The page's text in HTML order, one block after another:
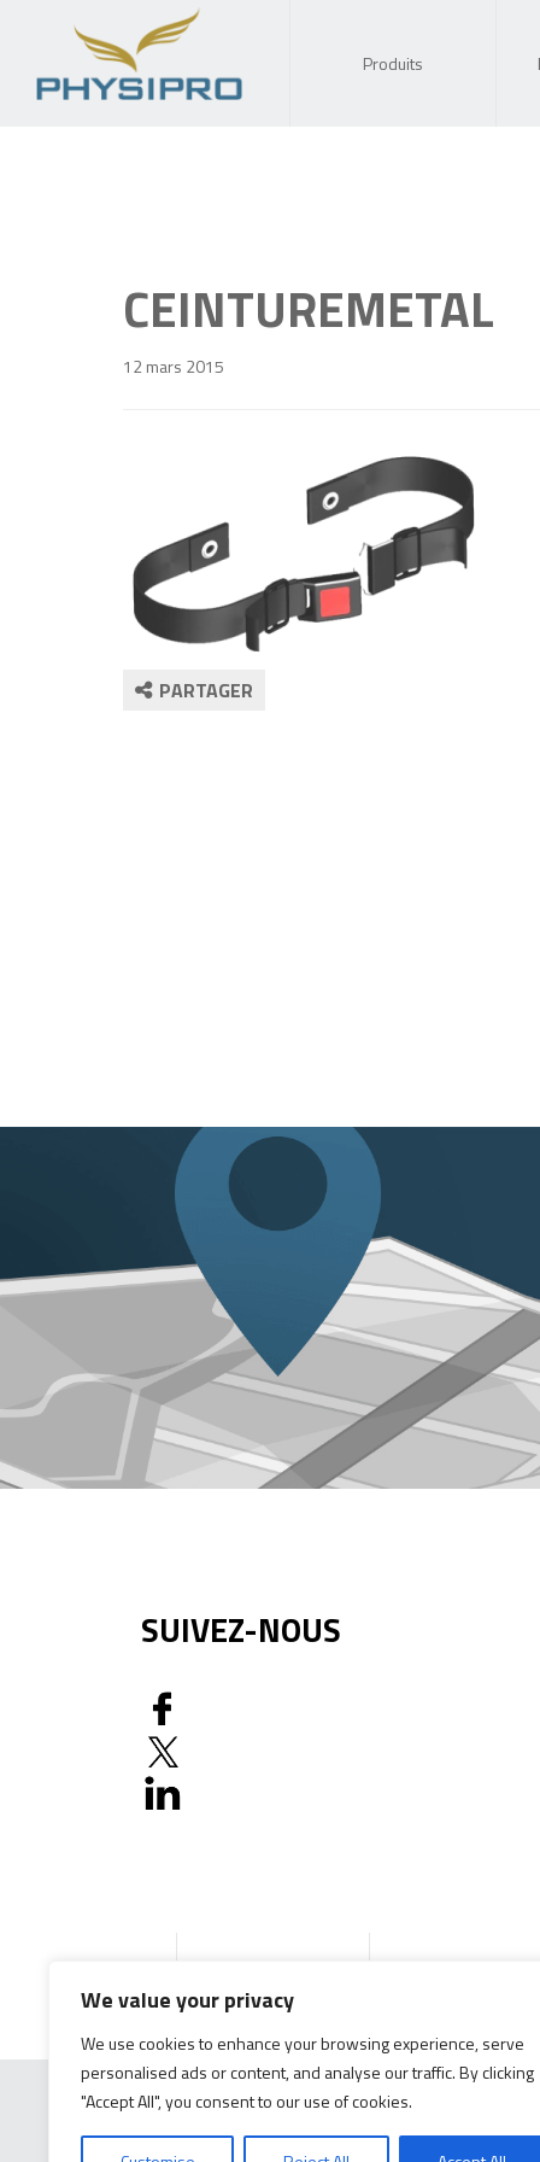
We value your privacy
We use cookies to enhance your browsing experience, serve
personalised ads or content, and analyse our traffic. By clicking
"Accept All", you consent to our use of cookies.
Produits
CEINTUREMETAL
12 mars 2015
PARTAGER
SUIVEZ-NOUS
Accueil Produits Documentation